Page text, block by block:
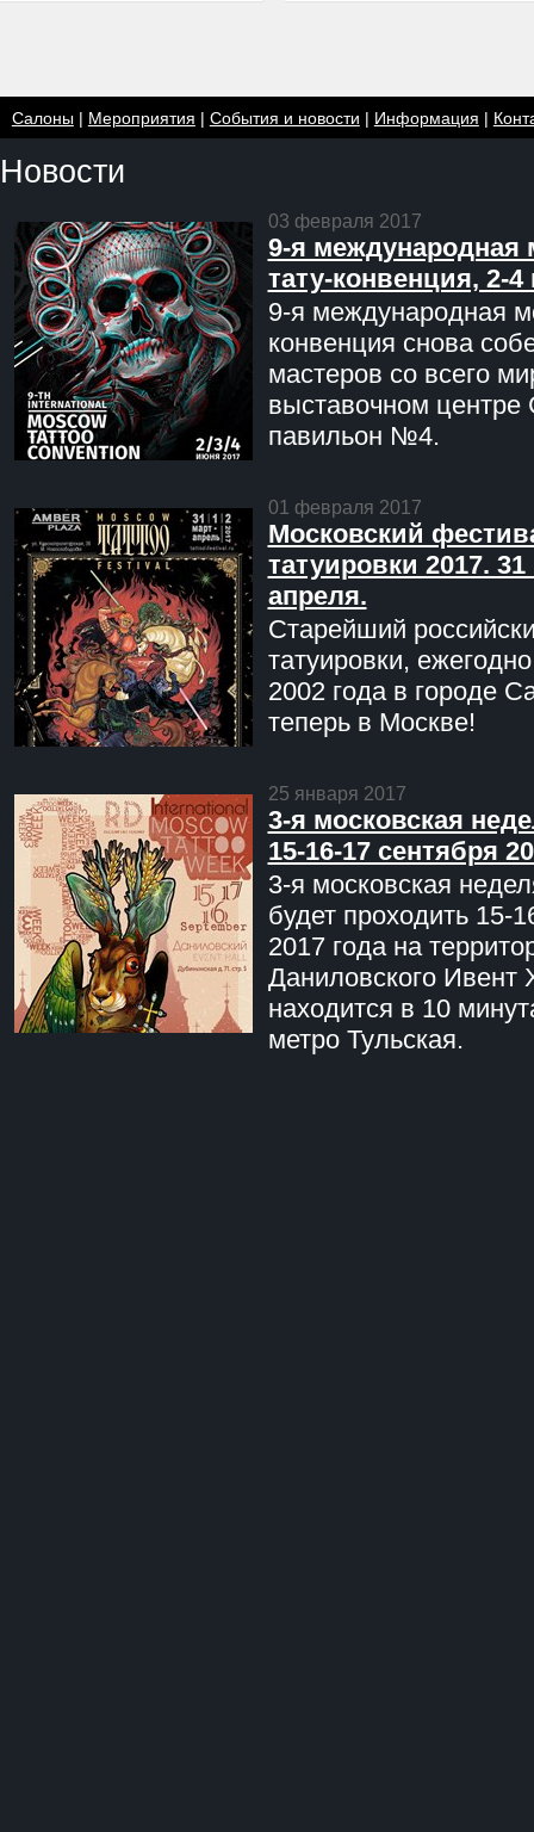
Салоны| Мероприятия | События и новости | Информация |
Новости
03 февраля 2017
9-я международная
тату-конвенция, 2-
9-я международная
конвенция снова
мастеров со всего
выставочном центре
павильон №4.
01 февраля 2017
Московский
татуировки 2017. 31
апреля.
Старейший
татуировки,
2002 года в городе
теперь в Москве!
25 января 2017
3-я московская
15-16-17 сентября
3-я московская
будет проходить 15-
2017 года на
Даниловского Ивент
находится в 10
метро Тульская.